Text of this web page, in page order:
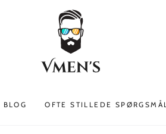
BLOG OFTE STILLEDE SPØRGSMÅL